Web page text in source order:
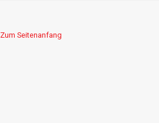
Zum Seitenanfang